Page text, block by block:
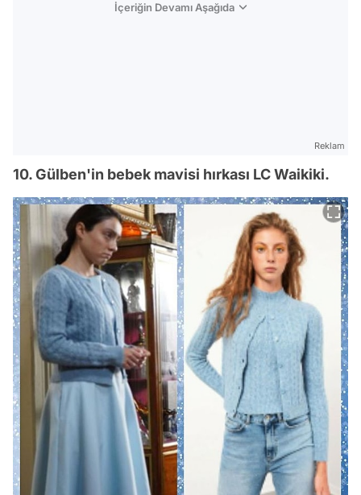
İçeriğin Devamı Aşağıda
Reklam
10. Gülben'in bebek mavisi hırkası LC Waikiki.